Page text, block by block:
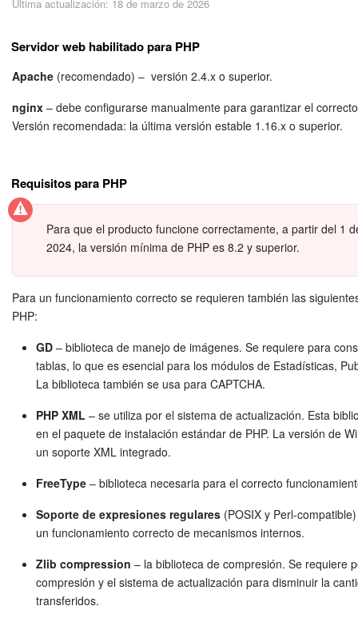
Seguridad
Planes y pagos
Cómo empezar
Feed
Collabs
Calendario
Bitrix24 Drive
Grupos de trabajo
Proyectos con IA
CoPilot - IA en Bitrix24
CRM
Contact center
Última actualización: 18 de marzo de 2026
Servidor web habilitado para PHP
Apache (recomendado) – versión 2.4.x o superior.
nginx – debe configurarse manualmente para garantizar el
Versión recomendada: la última versión estable 1.16.x o superior.
Requisitos para PHP
Para que el producto funcione correctamente, a partir del 1
2024, la versión mínima de PHP es 8.2 y superior.
Para un funcionamiento correcto se requieren también las
PHP:
GD – biblioteca de manejo de imágenes. Se requiere para
tablas, lo que es esencial para los módulos de Estadísticas,
La biblioteca también se usa para CAPTCHA.
PHP XML – se utiliza por el sistema de actualización. Esta
en el paquete de instalación estándar de PHP. La versión de
un soporte XML integrado.
FreeType – biblioteca necesaria para el correcto
Soporte de expresiones regulares (POSIX y Perl-
un funcionamiento correcto de mecanismos internos.
Zlib compression – la biblioteca de compresión. Se requiere
compresión y el sistema de actualización para disminuir la
transferidos.